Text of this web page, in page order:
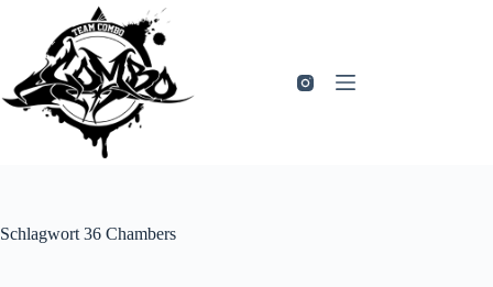
springen
Schlagwort 36 Chambers